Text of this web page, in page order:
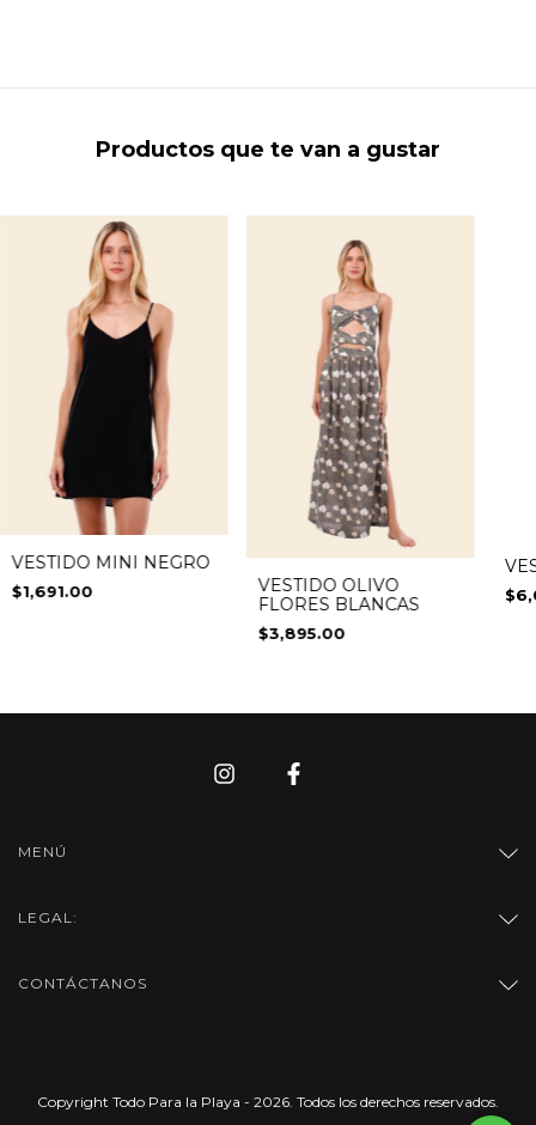
Productos que te van a gustar
VESTIDO MINI NEGRO
$1,691.00
VESTIDO OLIVO
FLORES BLANCAS
$3,895.00
MENÚ
LEGAL:
CONTÁCTANOS
Copyright Todo Para la Playa - 2026. Todos los derechos reservados.